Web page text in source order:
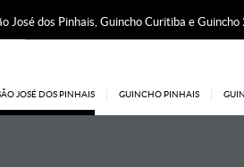
José dos Pinhais, Guincho Curitiba e Guincho
JOSÉ DOS PINHAIS GUINCHO PINHAIS